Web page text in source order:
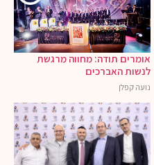
אומרים תודה: מחווה מרגשת
לנשות האברכים
נועה קפלן